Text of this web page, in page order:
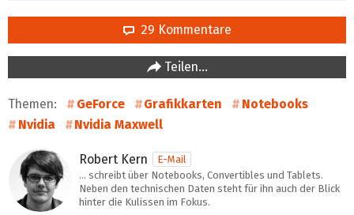
29 Kommentare
Teilen…
Themen: GeForce Grafikkarten
Notebooks
Nvidia
Nvidia Maxwell
Robert Kern
E-Mail
… schreibt über Notebooks, Convertibles und Tablets.
Neben den technischen Daten steht für ihn auch der Blick
hinter die Kulissen im Fokus.